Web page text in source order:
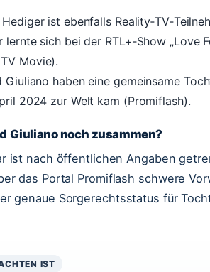
ist ebenfalls
lernte sich bei der RTL+‑Show „Love
Movie).
Giuliano haben eine gemeinsame
2024 zur Welt kam (Promiflash).
Giuliano noch zusammen?
ist nach öffentlichen Angaben
das Portal Promiflash schwere
genaue Sorgerechtsstatus für
IST